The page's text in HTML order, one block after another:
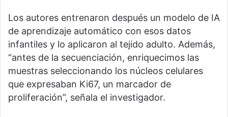
Los autores entrenaron después un modelo de IA
de aprendizaje automático con esos datos
infantiles y lo aplicaron al tejido adulto. Además,
“antes de la secuenciación, enriquecimos las
muestras seleccionando los núcleos celulares
que expresaban Ki67, un marcador de
proliferación”, señala el investigador.